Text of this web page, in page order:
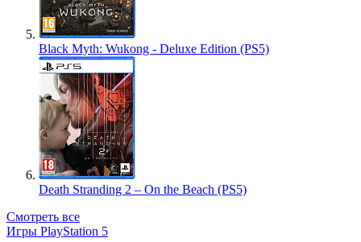
Black Myth: Wukong - Deluxe Edition (PS5)
Death Stranding 2 – On the Beach (PS5)
Смотреть все
Игры PlayStation 5